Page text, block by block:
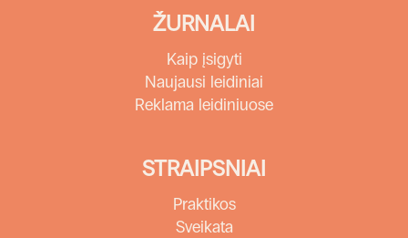
ŽURNALAI
Kaip įsigyti
Naujausi leidiniai
Reklama leidiniuose
STRAIPSNIAI
Praktikos
Sveikata